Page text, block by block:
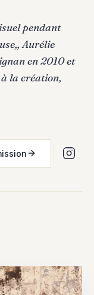
pendant
Aurélie
en 2010 et
la création,